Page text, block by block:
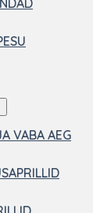
VABA AEG